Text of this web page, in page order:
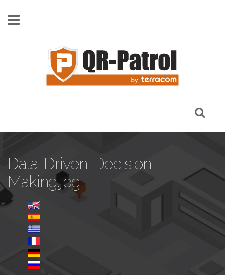
Data-Driven-Decision-
Making.jpg